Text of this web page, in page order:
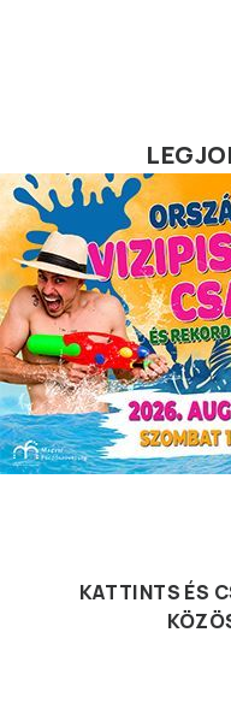
KATTINTS ÉS